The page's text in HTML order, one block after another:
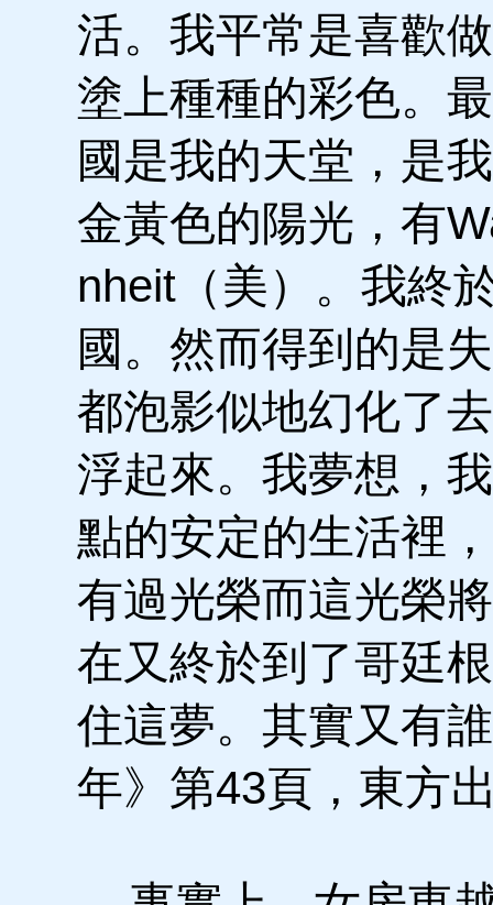
活。我平常是喜歡
塗上種種的彩色。
國是我的天堂，是
金黃色的陽光，有
nheit（美）。我終
國。然而得到的是
都泡影似地幻化了
浮起來。我夢想，
點的安定的生活裡
有過光榮而這光榮
在又終於到了哥廷
住這夢。其實又有
年》第43頁，東方